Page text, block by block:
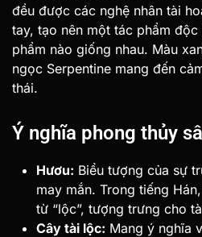
đều được các nghệ nhân tài
tay, tạo nên một tác phẩm
phẩm nào giống nhau. Màu
ngọc Serpentine mang đến
thái.
Ý nghĩa phong thủy
Hươu: Biểu tượng của sự
may mắn. Trong tiếng
từ “lộc”, tượng trưng cho
Cây tài lộc: Mang ý nghĩa